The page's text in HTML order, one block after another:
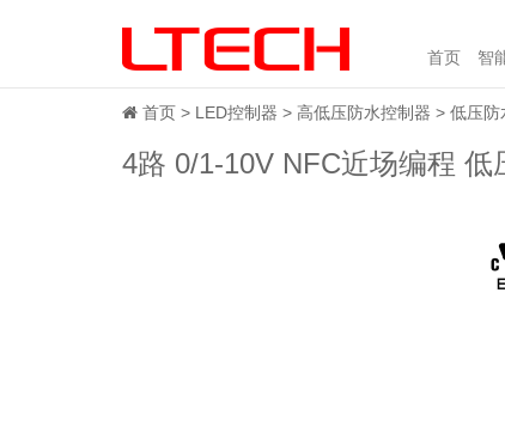
首页 智
首页 LED控制器 高低压防水控制器 低压防
4路 0/1-10V NFC近场编程